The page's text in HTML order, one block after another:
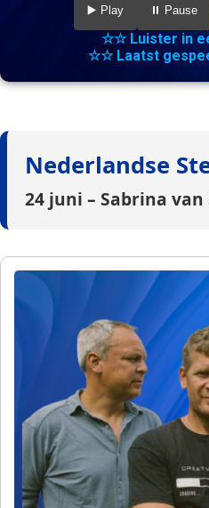
▶️ Play ⏸️ Pause
☆☆ Luister in
☆☆ Laatst
Nederlandse
24 juni – Sabrina van